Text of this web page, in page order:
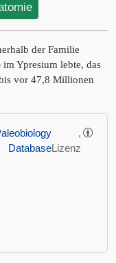
der Familie
Ypresium lebte, das
vor 47,8 Millionen
Database
,
Lizenz